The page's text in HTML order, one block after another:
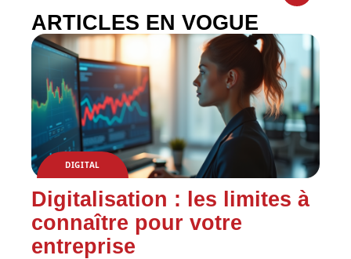
ARTICLES EN VOGUE
DIGITAL
Digitalisation : les limites à
connaître pour votre
entreprise